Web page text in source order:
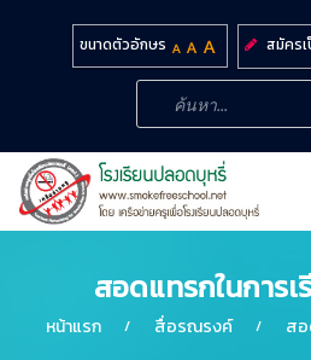
ขนาดตัวอักษร สมัครเ
สอดแทรกในการ
หน้าแรก สื่อรณรงค์ สอ